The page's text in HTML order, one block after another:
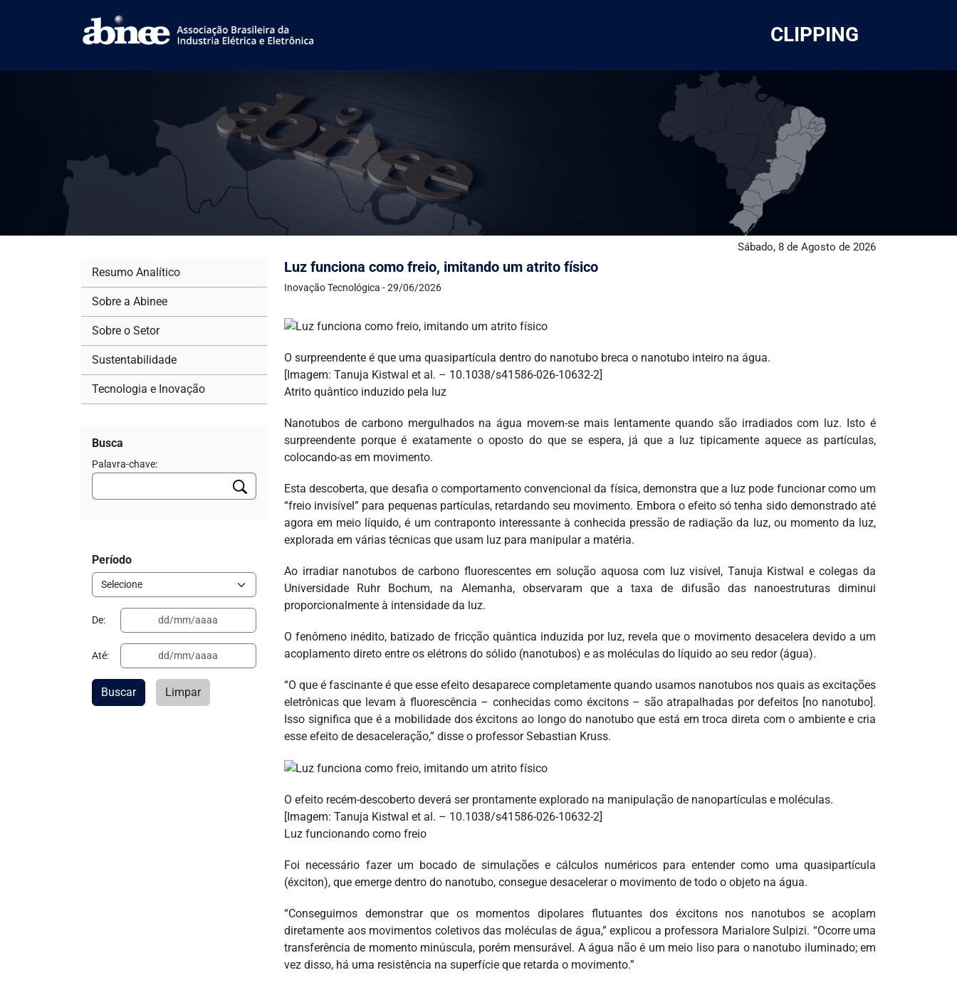
CLIPPING
Sábado, 8 de Agosto de 2026
Luz funciona como freio, imitando um atrito físico
Inovação Tecnológica - 29/06/2026
O surpreendente é que uma quasipartícula dentro do nanotubo breca o nanotubo inteiro na água.
[Imagem: Tanuja Kistwal et al. – 10.1038/s41586-026-10632-2]
Atrito quântico induzido pela luz
Nanotubos de carbono mergulhados na água movem-se mais lentamente quando são irradiados com luz. Isto é
surpreendente porque é exatamente o oposto do que se espera, já que a luz tipicamente aquece as partículas,
colocando-as em movimento.
Esta descoberta, que desafia o comportamento convencional da física, demonstra que a luz pode funcionar como um
“freio invisível” para pequenas partículas, retardando seu movimento. Embora o efeito só tenha sido demonstrado até
agora em meio líquido, é um contraponto interessante à conhecida pressão de radiação da luz, ou momento da luz,
explorada em várias técnicas que usam luz para manipular a matéria.
Ao irradiar nanotubos de carbono fluorescentes em solução aquosa com luz visível, Tanuja Kistwal e colegas da
Universidade Ruhr Bochum, na Alemanha, observaram que a taxa de difusão das nanoestruturas diminui
proporcionalmente à intensidade da luz.
O fenômeno inédito, batizado de fricção quântica induzida por luz, revela que o movimento desacelera devido a um
acoplamento direto entre os elétrons do sólido (nanotubos) e as moléculas do líquido ao seu redor (água).
“O que é fascinante é que esse efeito desaparece completamente quando usamos nanotubos nos quais as excitações
eletrônicas que levam à fluorescência – conhecidas como éxcitons – são atrapalhadas por defeitos [no nanotubo].
Isso significa que é a mobilidade dos éxcitons ao longo do nanotubo que está em troca direta com o ambiente e cria
esse efeito de desaceleração,” disse o professor Sebastian Kruss.
O efeito recém-descoberto deverá ser prontamente explorado na manipulação de nanopartículas e moléculas.
[Imagem: Tanuja Kistwal et al. – 10.1038/s41586-026-10632-2]
Luz funcionando como freio
Foi necessário fazer um bocado de simulações e cálculos numéricos para entender como uma quasipartícula
(éxciton), que emerge dentro do nanotubo, consegue desacelerar o movimento de todo o objeto na água.
“Conseguimos demonstrar que os momentos dipolares flutuantes dos éxcitons nos nanotubos se acoplam
diretamente aos movimentos coletivos das moléculas de água,” explicou a professora Marialore Sulpizi. “Ocorre uma
transferência de momento minúscula, porém mensurável. A água não é um meio liso para o nanotubo iluminado; em
vez disso, há uma resistência na superfície que retarda o movimento.”
Resumo Analítico
Sobre a Abinee
Sobre o Setor
Sustentabilidade
Tecnologia e Inovação
Busca
Palavra-chave:
Período
De:
Até:
Buscar Limpar